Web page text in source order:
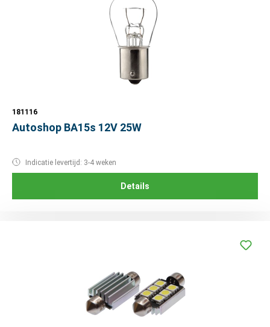
181116
Autoshop BA15s 12V 25W
Indicatie levertijd: 3-4 weken
Details